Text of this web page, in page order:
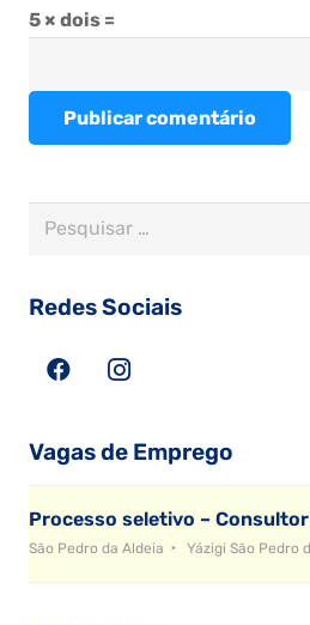
5 × dois =
Publicar comentário
Pesquisar
Redes Sociais
Vagas de Emprego
Processo seletivo –
São Pedro da Aldeia Yázigi São Pedro